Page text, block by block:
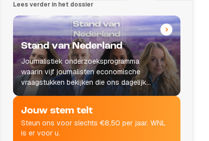
Lees verder in het dossier
Stand van Nederland
Journalistiek onderzoeksprogramma
waarin vijf journalisten economische
vraagstukken bekijken die ons dagelijks
leven raken.
Jouw stem telt
Steun ons voor slechts €8,50 per jaar. WNL
is er voor u.